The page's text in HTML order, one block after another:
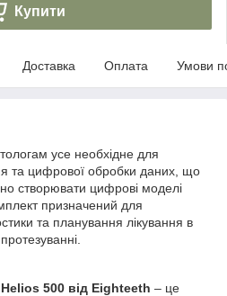
Купити
Доставка Оплата Умови
усе необхідне для
та цифрової обробки даних, що
створювати цифрові моделі
призначений для
та планування лікування в
500 від Eighteeth – це